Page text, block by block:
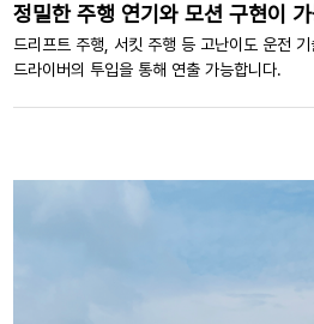
정밀한 주행 연기와 모션 구현이
드리프트 주행, 서킷 주행 등 고난이도 운전
드라이버의 투입을 통해 연출 가능합니다.